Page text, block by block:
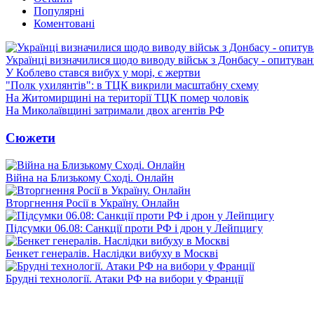
Популярні
Коментовані
Українці визначилися щодо виводу військ з Донбасу -
У Коблево стався вибух у морі, є жертви
"Полк ухилянтів": в ТЦК викрили масштабну схему
На Житомирщині на території ТЦК помер чоловік
На Миколаївщині затримали двох агентів РФ
Сюжети
Війна на Близькому Сході. Онлайн
Вторгнення Росії в Україну. Онлайн
Підсумки 06.08: Санкції проти РФ і дрон у Лейпцигу
Бенкет генералів. Наслідки вибуху в Москві
Брудні технології. Атаки РФ на вибори у Франції